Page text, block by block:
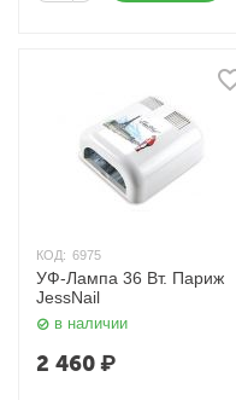
КОД: 6975
УФ-Лампа 36 Вт. Париж
JessNail
в наличии
2 460₽